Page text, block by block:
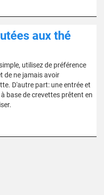
aux thé
utilisez de préférence
de ne jamais avoir
D'autre part: une entrée et
base de crevettes prêtent en